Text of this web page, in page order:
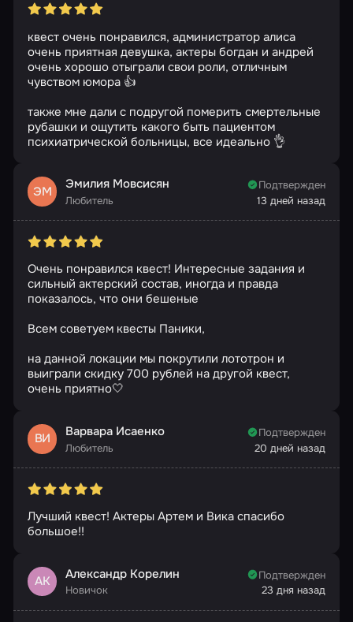
квест очень понравился, администратор алиса
очень приятная девушка, актеры богдан и андрей
очень хорошо отыграли свои роли, отличным
чувством юмора 👍
также мне дали с подругой померить смертельные
рубашки и ощутить какого быть пациентом
психиатрической больницы, все идеально 👌
ЭМ Эмилия Мовсисян
Любитель
Подтвержден
13 дней назад
Очень понравился квест! Интересные задания и
сильный актерский состав, иногда и правда
показалось, что они бешеные
Всем советуем квесты Паники,
на данной локации мы покрутили лототрон и
выиграли скидку 700 рублей на другой квест,
очень приятно🤍
ВИ Варвара Исаенко
Любитель
Подтвержден
20 дней назад
Лучший квест! Актеры Артем и Вика спасибо
большое!!
АК Александр Корелин
Новичок
Подтвержден
23 дня назад